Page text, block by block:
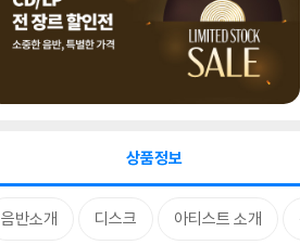
상품정보
음반소개 디스크 아티스트 소개